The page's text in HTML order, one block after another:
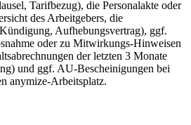
Tarifbezug), die Personalakte oder
des Arbeitgebers, die
Aufhebungsvertrag), ggf.
oder zu Mitwirkungs-Hinweisen
der letzten 3 Monate
und ggf. AU-Bescheinigungen bei
anymize-Arbeitsplatz.